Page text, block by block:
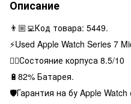
Описание
👨🏼‍💻Код товара: 5449.
⚡️Used Apple Watch Series 7
👌🏻Состояние корпуса 8.5/10
🔋82% Батарея.
🛡Гарантия на бу Apple Watch